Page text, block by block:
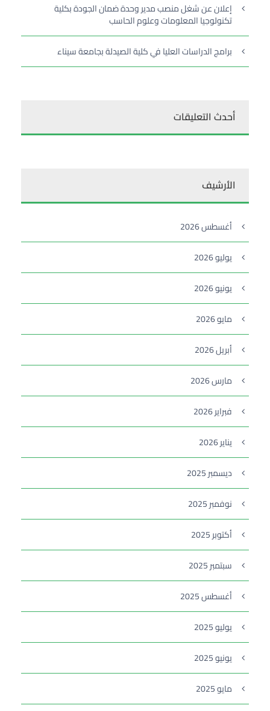
إعلان عن شغل منصب مدير وحدة ضمان الجودة بكلية
تكنولوجيا المعلومات وعلوم الحاسب
برامج الدراسات العليا في كلية الصيدلة بجامعة سيناء
أحدث التعليقات
الأرشيف
أغسطس 2026
يوليو 2026
يونيو 2026
مايو 2026
أبريل 2026
مارس 2026
فبراير 2026
يناير 2026
ديسمبر 2025
نوفمبر 2025
أكتوبر 2025
سبتمبر 2025
أغسطس 2025
يوليو 2025
يونيو 2025
مايو 2025